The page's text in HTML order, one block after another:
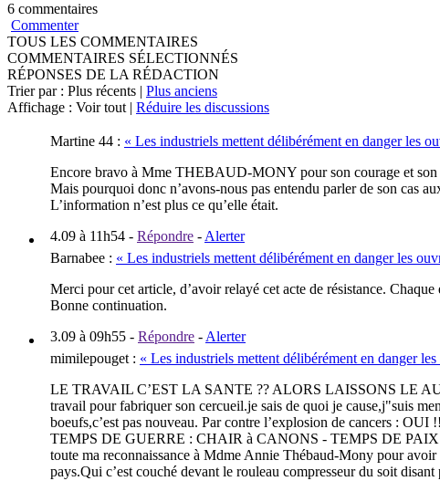
6 commentaires
Commenter
TOUS LES COMMENTAIRES
COMMENTAIRES SÉLECTIONNÉS
RÉPONSES DE LA RÉDACTION
Trier par : Plus récents | Plus anciens
Affichage : Voir tout | Réduire les discussions
Martine 44 : « Les industriels mettent délibérément en danger les
Encore bravo à Mme THEBAUD-MONY pour son courage et son
Mais pourquoi donc n’avons-nous pas entendu parler de son cas
L’information n’est plus ce qu’elle était.
4.09 à 11h54 - Répondre - Alerter
Barnabee : « Les industriels mettent délibérément en danger les
Merci pour cet article, d’avoir relayé cet acte de résistance.
Bonne continuation.
3.09 à 09h55 - Répondre - Alerter
mimilepouget : « Les industriels mettent délibérément en danger
LE TRAVAIL C’EST LA SANTE ?? ALORS LAISSONS LE
travail pour fabriquer son cercueil.je sais de quoi je cause,j"suis
boeufs,c’est pas nouveau. Par contre l’explosion de cancers : OUI
TEMPS DE GUERRE : CHAIR à CANONS - TEMPS DE
toute ma reconnaissance à Mdme Annie Thébaud-Mony pour
pays.Qui c’est couché devant le rouleau compresseur du soit